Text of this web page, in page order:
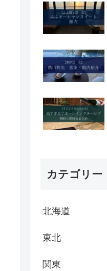
カテゴリー
北海道
東北
関東